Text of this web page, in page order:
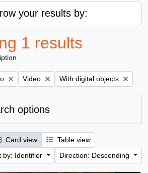
your results by:
1 results
Remove filter:
Video Remove filter:
With digital objects
options
Card view
Table view
by: Identifier
Direction: Descending